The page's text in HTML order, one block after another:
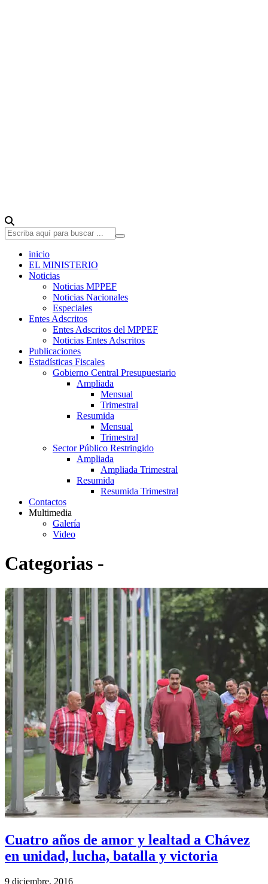
inicio
EL MINISTERIO
Noticias
Noticias MPPEF
Noticias Nacionales
Especiales
Entes Adscritos
Entes Adscritos del MPPEF
Noticias Entes Adscritos
Publicaciones
Estadísticas Fiscales
Gobierno Central Presupuestario
Ampliada
Mensual
Trimestral
Resumida
Mensual
Trimestral
Sector Público Restringido
Ampliada
Ampliada Trimestral
Resumida
Resumida Trimestral
Contactos
Multimedia
Galería
Video
Categorias -
Cuatro años de amor y lealtad a Chávez
en unidad, lucha, batalla y victoria
9 diciembre, 2016